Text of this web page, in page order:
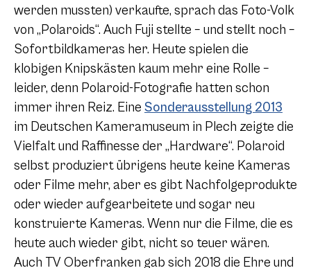
werden mussten) verkaufte, sprach das Foto-Volk
von „Polaroids“. Auch Fuji stellte – und stellt noch –
Sofortbildkameras her. Heute spielen die
klobigen Knipskästen kaum mehr eine Rolle –
leider, denn Polaroid-Fotografie hatten schon
immer ihren Reiz. Eine Sonderausstellung 2013
im Deutschen Kameramuseum in Plech zeigte die
Vielfalt und Raffinesse der „Hardware“. Polaroid
selbst produziert übrigens heute keine Kameras
oder Filme mehr, aber es gibt Nachfolgeprodukte
oder wieder aufgearbeitete und sogar neu
konstruierte Kameras. Wenn nur die Filme, die es
heute auch wieder gibt, nicht so teuer wären.
Auch TV Oberfranken gab sich 2018 die Ehre und